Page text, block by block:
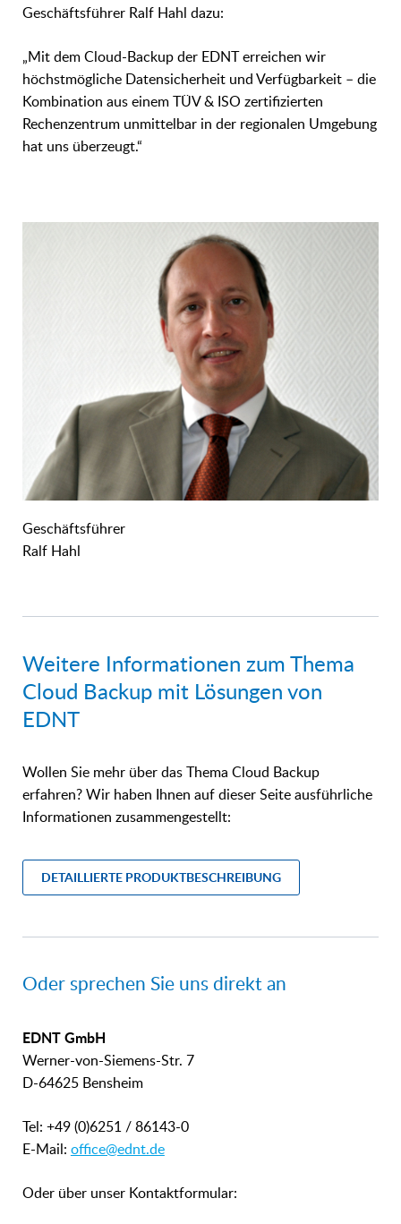
Geschäftsführer Ralf Hahl dazu:
„Mit dem Cloud-Backup der EDNT erreichen wir
höchstmögliche Datensicherheit und Verfügbarkeit – die
Kombination aus einem TÜV & ISO zertifizierten
Rechenzentrum unmittelbar in der regionalen Umgebung
hat uns überzeugt.“
Geschäftsführer
Ralf Hahl
Weitere Informationen zum Thema
Cloud Backup mit Lösungen von
EDNT
Wollen Sie mehr über das Thema Cloud Backup
erfahren? Wir haben Ihnen auf dieser Seite ausführliche
Informationen zusammengestellt:
DETAILLIERTE PRODUKTBESCHREIBUNG
Oder sprechen Sie uns direkt an
EDNT GmbH
Werner-von-Siemens-Str. 7
D-64625 Bensheim
Tel: +49 (0)6251 / 86143-0
E-Mail: office@ednt.de
Oder über unser Kontaktformular: